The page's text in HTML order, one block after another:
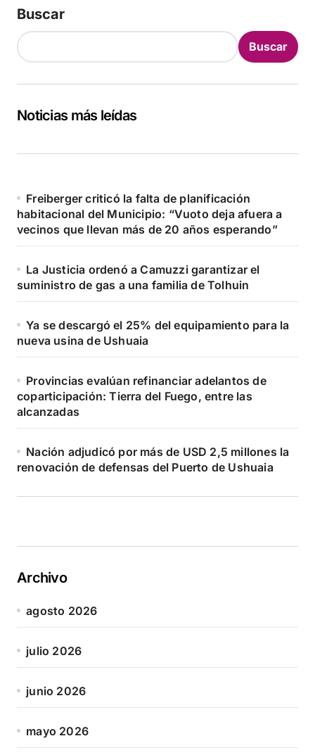
Buscar
Buscar
Noticias más leídas
Freiberger criticó la falta de planificación
habitacional del Municipio: “Vuoto deja afuera a
vecinos que llevan más de 20 años esperando”
La Justicia ordenó a Camuzzi garantizar el
suministro de gas a una familia de Tolhuin
Ya se descargó el 25% del equipamiento para la
nueva usina de Ushuaia
Provincias evalúan refinanciar adelantos de
coparticipación: Tierra del Fuego, entre las
alcanzadas
Nación adjudicó por más de USD 2,5 millones la
renovación de defensas del Puerto de Ushuaia
Archivo
agosto 2026
julio 2026
junio 2026
mayo 2026